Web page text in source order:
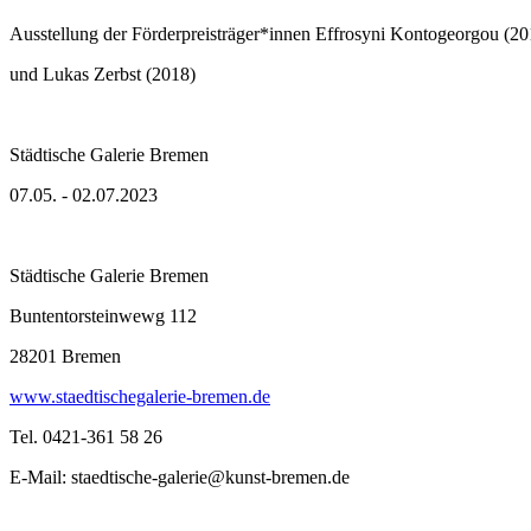
Ausstellung der Förderpreisträger*innen Effrosyni Kontogeorgou
und Lukas Zerbst (2018)
Städtische Galerie Bremen
07.05. - 02.07.2023
Städtische Galerie Bremen
Buntentorsteinwewg 112
28201 Bremen
www.staedtischegalerie-bremen.de
Tel. 0421-361 58 26
E-Mail: staedtische-galerie@kunst-bremen.de